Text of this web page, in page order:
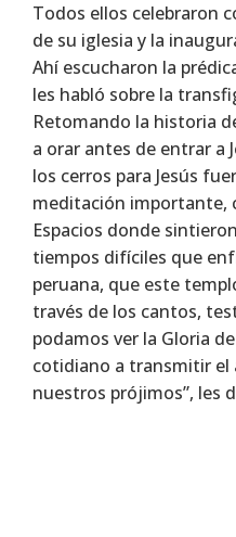
Todos ellos celebraron
de su iglesia y la
Ahí escucharon la
les habló sobre la
Retomando la historia
a orar antes de entrar a
los cerros para Jesús
meditación importante,
Espacios donde
tiempos difíciles que
peruana, que este
través de los cantos,
podamos ver la Gloria
cotidiano a transmitir el
nuestros prójimos”, les